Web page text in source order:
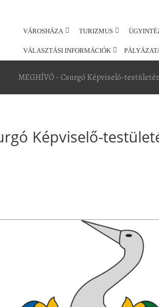
VÁROSHÁZA TURIZMUS
VÁLASZTÁSI INFORMÁCIÓK
MEGHÍVÓ - Csurgó Képviselő-
Képviselő-